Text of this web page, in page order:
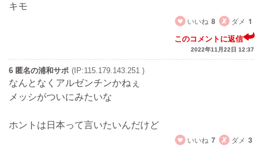
キモ
いいね 8 ダメ 1
このコメントに返信
2022年11月22日 12:37
6 匿名の浦和サポ (IP:115.179.143.251 )
なんとなくアルゼンチンかねぇ
メッシがついにみたいな
ホントは日本って言いたいんだけど
いいね 7 ダメ 3